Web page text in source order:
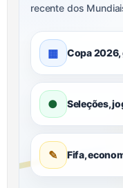
recente dos
▦ Copa
● Seleções,
✎ Fifa,